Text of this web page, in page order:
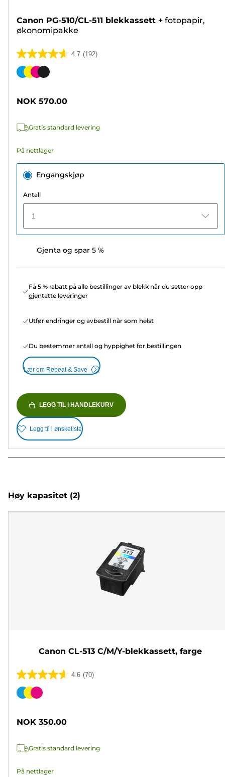
Canon PG-510/CL-511 blekkassett + fotopapir,
økonomipakke
4.7 (192)
4.7
av
192
Fargekassett
NOK 570.00
Gratis standard levering
På nettlager
Engangskjøp
Antall
1
Gjenta og spar 5 %
Få 5 % rabatt på alle bestillinger av blekk når du setter opp
gjentatte leveringer
Utfør endringer og avbestill når som helst
Du bestemmer antall og hyppighet for bestillingen
Lær om Repeat & Save
LEGG TIL I HANDLEKURV
Legg til i ønskeliste
Høy kapasitet (2)
Canon CL-513 C/M/Y-blekkassett, farge
4.6 (70)
4.6
av
70
Fargekassett
NOK 350.00
Gratis standard levering
På nettlager